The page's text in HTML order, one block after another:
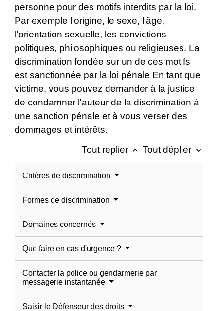
personne pour des motifs interdits par la loi.
Par exemple l'origine, le sexe, l'âge,
l'orientation sexuelle, les convictions
politiques, philosophiques ou religieuses. La
discrimination fondée sur un de ces motifs
est sanctionnée par la loi pénale En tant que
victime, vous pouvez demander à la justice
de condamner l'auteur de la discrimination à
une sanction pénale et à vous verser des
dommages et intérêts.
Tout replier keyboard_arrow_up Tout déplier keyboard_arrow_down
Critères de discrimination
Formes de discrimination
Domaines concernés
Que faire en cas d'urgence ?
Contacter la police ou gendarmerie par
messagerie instantanée
Saisir le Défenseur des droits